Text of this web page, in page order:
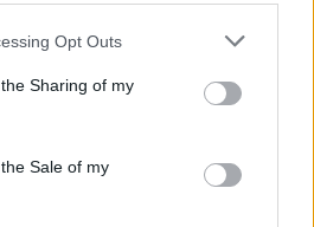
Opt Outs
Sharing of my
Sale of my
sulla comunità.